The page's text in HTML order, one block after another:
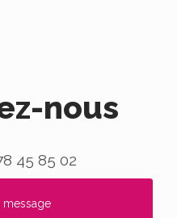
nous
45 85 02
message